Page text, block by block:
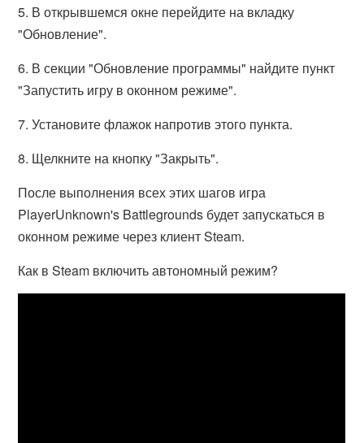
5. В открывшемся окне перейдите на вкладку
"Обновление".
6. В секции "Обновление программы" найдите пункт
"Запустить игру в оконном режиме".
7. Установите флажок напротив этого пункта.
8. Щелкните на кнопку "Закрыть".
После выполнения всех этих шагов игра
PlayerUnknown's Battlegrounds будет запускаться в
оконном режиме через клиент Steam.
Как в Steam включить автономный режим?